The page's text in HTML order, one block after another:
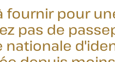
fournir pour
pas de
nationale